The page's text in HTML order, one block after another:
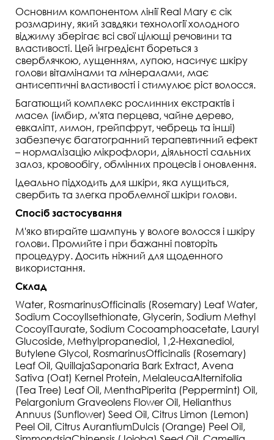
Основним компонентом лінії Real Mary є сік
розмарину, який завдяки технології холодного
віджиму зберігає всі свої цілющі речовини та
властивості. Цей інгредієнт бореться з
сверблячкою, лущенням, лупою, насичує шкіру
голови вітамінами та мінералами, має
антисептичні властивості і стимулює ріст волосся.
Багатющий комплекс рослинних екстрактів і
масел (імбир, м'ята перцева, чайне дерево,
евкаліпт, лимон, грейпфрут, чебрець та інші)
забезпечує багатогранний терапевтичний ефект
– нормалізацію мікрофлори, діяльності сальних
залоз, кровообігу, обмінних процесів і оновлення.
Ідеально підходить для шкіри, яка лущиться,
свербить та злегка проблемної шкіри голови.
Спосіб застосування
М'яко втирайте шампунь у вологе волосся і шкіру
голови. Промийте і при бажанні повторіть
процедуру. Досить ніжний для щоденного
використання.
Склад
Water, RosmarinusOfficinalis (Rosemary) Leaf Water,
Sodium CocoylIsethionate, Glycerin, Sodium Methyl
CocoylTaurate, Sodium Cocoamphoacetate, Lauryl
Glucoside, Methylpropanediol, 1,2-Hexanediol,
Butylene Glycol, RosmarinusOfficinalis (Rosemary)
Leaf Oil, QuillajaSaponaria Bark Extract, Avena
Sativa (Oat) Kernel Protein, MelaleucaAlternifolia
(Tea Tree) Leaf Oil, MenthaPiperita (Peppermint) Oil,
Pelargonium Graveolens Flower Oil, Helianthus
Annuus (Sunflower) Seed Oil, Citrus Limon (Lemon)
Peel Oil, Citrus AurantiumDulcis (Orange) Peel Oil,